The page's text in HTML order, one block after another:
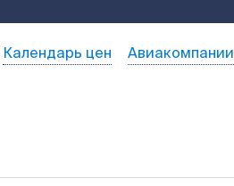
Календарь цен Авиакомпании